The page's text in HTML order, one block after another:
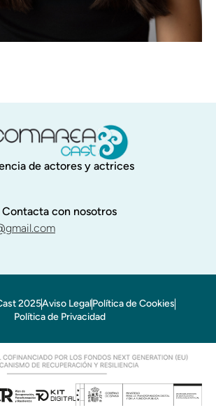
de actores y actrices
Contacta con nosotros
2025Aviso LegalPolítica de Cookies
Política de Privacidad